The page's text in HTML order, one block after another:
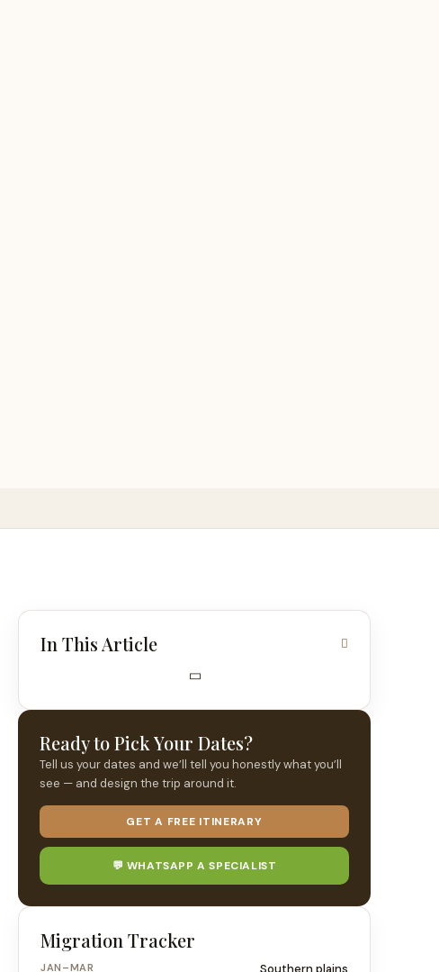
In This Article
Ready to Pick Your Dates?
Tell us your dates and we’ll tell you honestly what you’ll
see — and design the trip around it.
GET A FREE ITINERARY
💬 WHATSAPP A SPECIALIST
Migration Tracker
JAN–MAR Southern plains